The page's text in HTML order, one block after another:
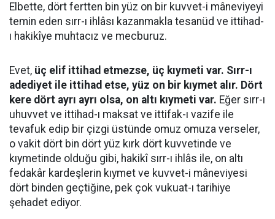
Elbette, dört fertten bin yüz on bir kuvvet-i mâneviyeyi
temin eden sırr-ı ihlâsı kazanmakla tesanüd ve ittihad-
ı hakikîye muhtacız ve mecburuz.
Evet, üç elif ittihad etmezse, üç kıymeti var. Sırr-ı
adediyet ile ittihad etse, yüz on bir kıymet alır. Dört
kere dört ayrı ayrı olsa, on altı kıymeti var. Eğer sırr-ı
uhuvvet ve ittihad-ı maksat ve ittifak-ı vazife ile
tevafuk edip bir çizgi üstünde omuz omuza verseler,
o vakit dört bin dört yüz kırk dört kuvvetinde ve
kıymetinde olduğu gibi, hakikî sırr-ı ihlâs ile, on altı
fedakâr kardeşlerin kıymet ve kuvvet-i mâneviyesi
dört binden geçtiğine, pek çok vukuat-ı tarihiye
şehadet ediyor.